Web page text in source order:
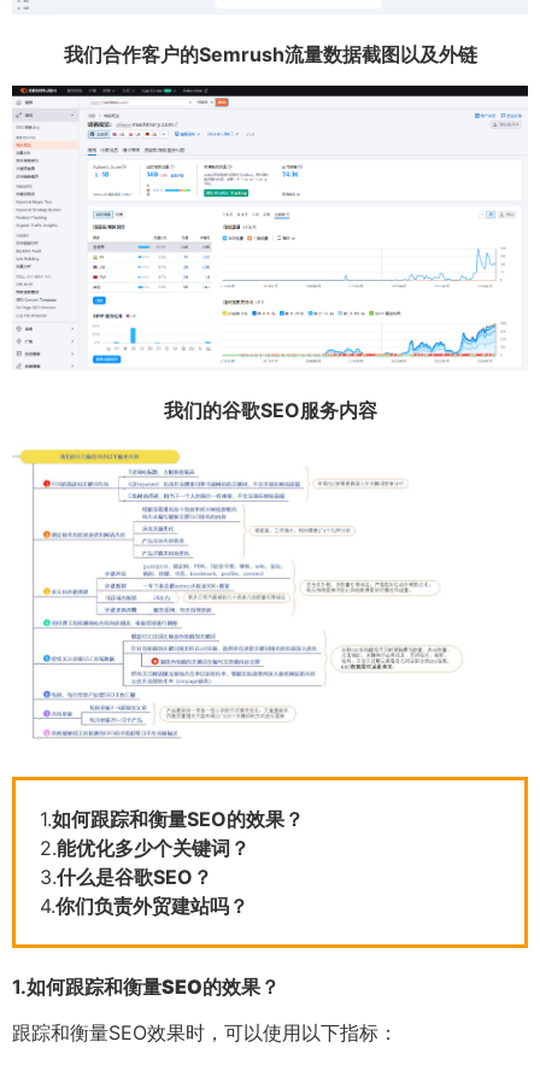
我们合作客户的Semrush流量数据截图以及外链
我们的谷歌SEO服务内容
1.如何跟踪和衡量SEO的效果？
2.能优化多少个关键词？
3.什么是谷歌SEO？
4.你们负责外贸建站吗？
1.如何跟踪和衡量SEO的效果？
跟踪和衡量SEO效果时，可以使用以下指标：